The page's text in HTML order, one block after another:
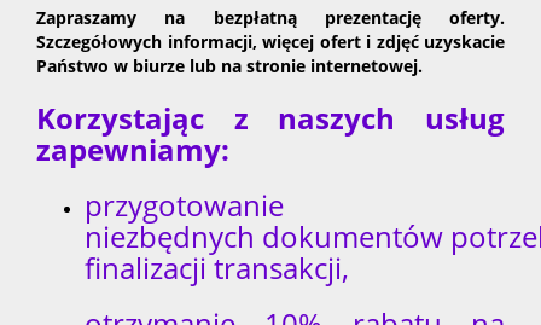
Zapraszamy na bezpłatną prezentację oferty.
Szczegółowych informacji, więcej ofert i zdjęć uzyskacie
Państwo w biurze lub na stronie internetowej.
Korzystając z naszych usług
zapewniamy:
przygotowanie
niezbędnych dokumentów
finalizacji transakcji,